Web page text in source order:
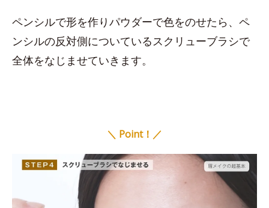
ペンシルで形を作りパウダーで色をのせたら、ペ
ンシルの反対側についているスクリューブラシで
全体をなじませていきます。
＼ Point！／